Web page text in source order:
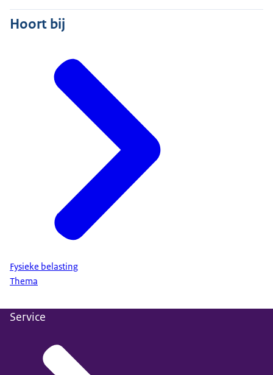
Hoort bij
Fysieke belasting
Thema
Service